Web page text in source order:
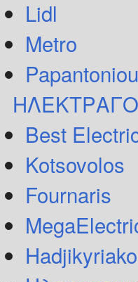
Lidl
Metro
Best
Kotsovolos
Fournaris